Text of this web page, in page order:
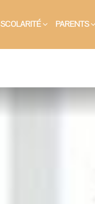
SCOLARITÉ PARENTS